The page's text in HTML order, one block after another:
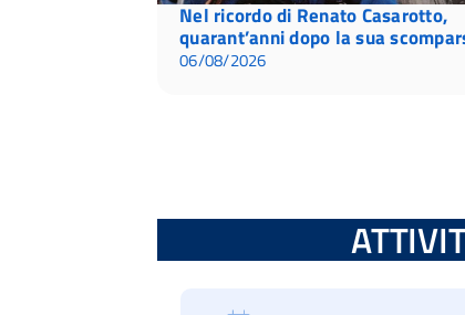
Nel ricordo di Renato Casarotto,
quarant’anni dopo la sua
06/08/2026